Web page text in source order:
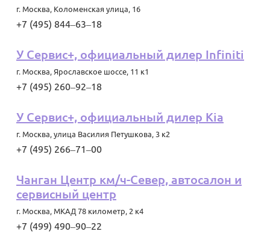
г. Москва, Коломенская улица, 16
+7 (495) 844‒63‒18
У Сервис+, официальный дилер Infiniti
г. Москва, Ярославское шоссе, 11 к1
+7 (495) 260‒92‒18
У Сервис+, официальный дилер Kia
г. Москва, улица Василия Петушкова, 3 к2
+7 (495) 266‒71‒00
Чанган Центр км/ч-Север, автосалон и
сервисный центр
г. Москва, МКАД 78 километр, 2 к4
+7 (499) 490‒90‒22